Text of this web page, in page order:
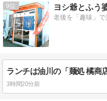
9 ヨシ爺とふう
老後を「趣味」で
3時間20分前